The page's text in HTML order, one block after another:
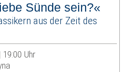
Sünde sein?«
aus der Zeit des
Uhr